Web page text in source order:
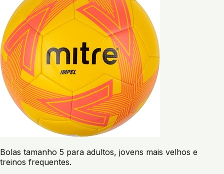
Bolas tamanho 5 para adultos, jovens mais velhos e
treinos frequentes.